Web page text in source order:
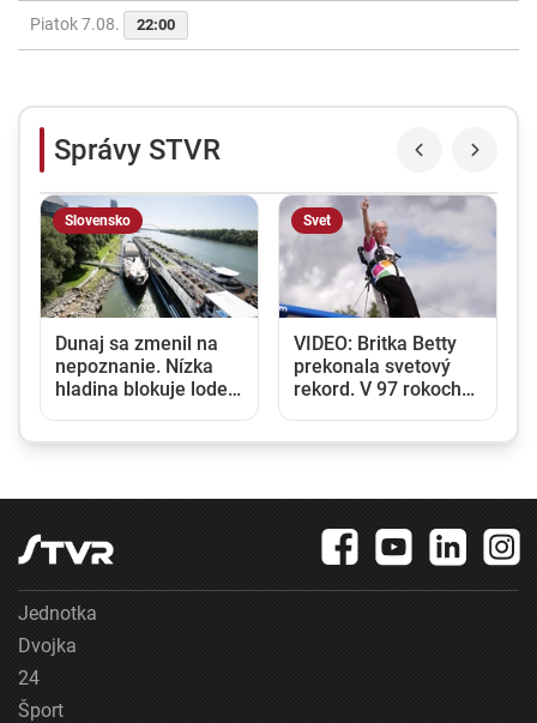
Piatok 7.08. 22:00
Správy STVR
Slovensko
Dunaj sa zmenil na
nepoznanie. Nízka
hladina blokuje lode a
Svet
VIDEO: Britka Betty
prekonala svetový
rekord. V 97 rokoch
Jednotka
Dvojka
24
Šport